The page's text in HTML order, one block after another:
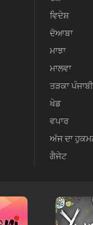
ਵਿਦੇਸ਼
ਦੋਆਬਾ
ਮਾਝਾ
ਮਾਲਵਾ
ਤੜਕਾ ਪੰਜਾਬੀ
ਖੇਡ
ਵਪਾਰ
ਅੱਜ ਦਾ
ਗੈਜੇਟ